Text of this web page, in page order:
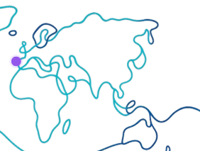
identidad de tu marca en cada video,
a tu audiencia hacia más contenido
tu canal.
comprometida y estimular